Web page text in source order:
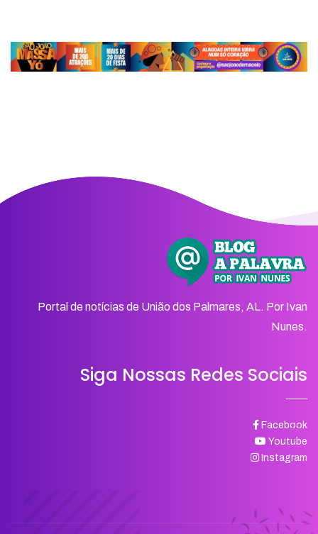
Portal de notícias de União dos Palmares, AL. Por Ivan
Nunes.
Siga Nossas Redes Sociais
Facebook
Youtube
Instagram